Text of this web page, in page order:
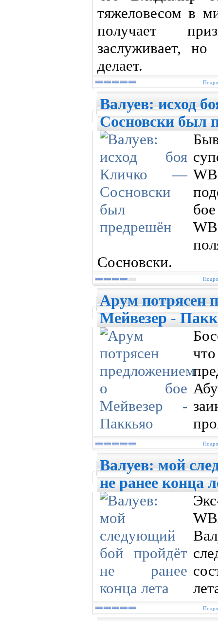
тяжеловесом в
получает
заслуживает,
делает.
Валуев: исход
Сосновски был
Сосновски.
Арум потрясен
Мейвезер -
Валуев: мой
не ранее конца